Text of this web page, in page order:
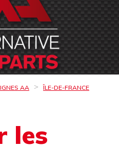
AA
ÎLE-DE-FRANCE
les